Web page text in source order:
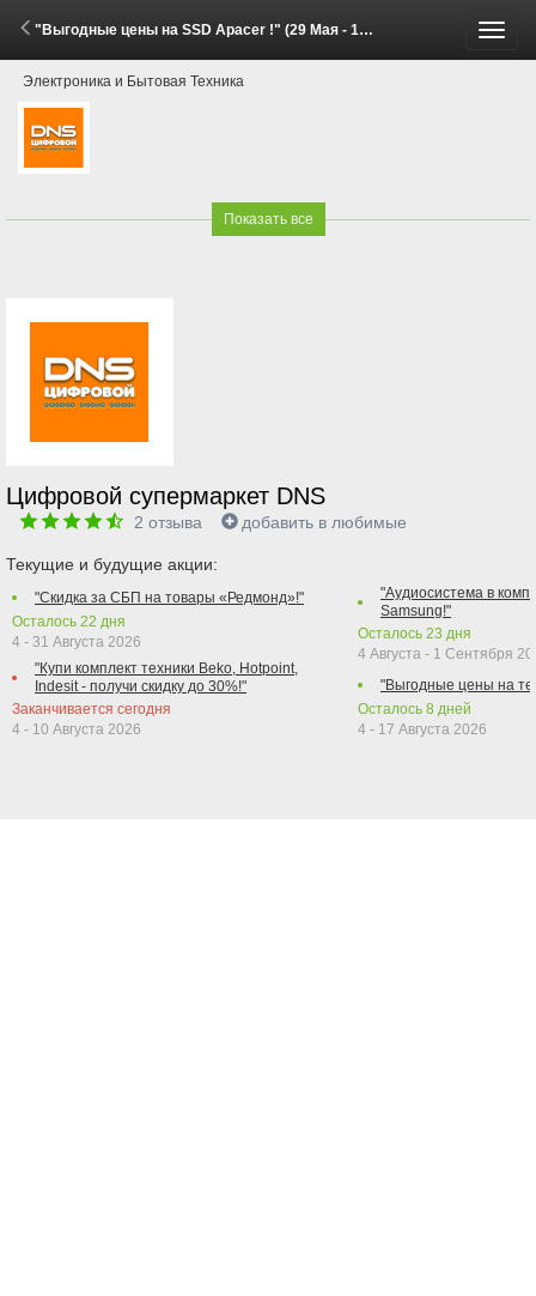
"Выгодные цены на SSD Apacer !" (29 Мая - 15 Июня 2026)
Электроника и Бытовая Техника
Показать все
Цифровой супермаркет DNS
2 отзыва добавить в любимые
Текущие и будущие акции:
"Скидка за СБП на товары «Редмонд»!"
Осталось 22 дня
4 - 31 Августа 2026
"Купи комплект техники Beko, Hotpoint,
Indesit - получи скидку до 30%!"
Заканчивается сегодня
4 - 10 Августа 2026
"Аудиосистема в
Samsung!"
Осталось 23 дня
4 Августа - 1 Сентября
"Выгодные цены на
Осталось 8 дней
4 - 17 Августа 2026